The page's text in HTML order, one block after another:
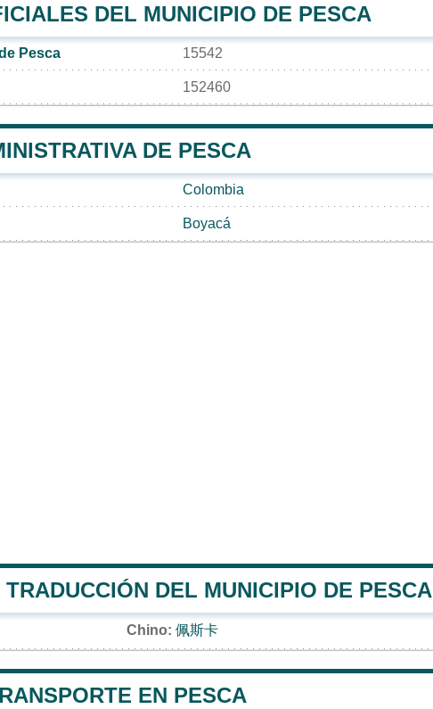
DEL MUNICIPIO DE PESCA
Pesca 15542
152460
DE PESCA
Colombia
Boyacá
DEL MUNICIPIO DE PESCA
Chino: 佩斯卡
EN PESCA